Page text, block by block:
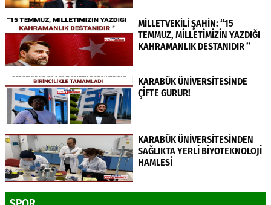
MİLLETVEKİLİ ŞAHİN: “15
TEMMUZ, MİLLETİMİZİN YAZDIĞI
KAHRAMANLIK DESTANIDIR ”
KARABÜK ÜNİVERSİTESİNDE
ÇİFTE GURUR!
KARABÜK ÜNİVERSİTESİNDEN
SAĞLIKTA YERLİ BİYOTEKNOLOJİ
HAMLESİ